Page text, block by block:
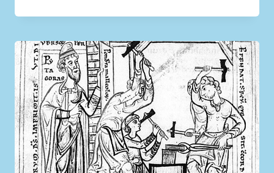
TONALITÉS
ESSENTIELLES
:
MAÎTRISEZ
LA
BASE
DE
L’HARMONIE
MUSICALE